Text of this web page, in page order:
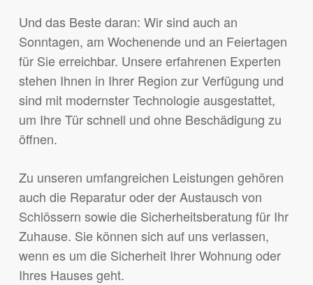
Und das Beste daran: Wir sind auch an
Sonntagen, am Wochenende und an Feiertagen
für Sie erreichbar. Unsere erfahrenen Experten
stehen Ihnen in Ihrer Region zur Verfügung und
sind mit modernster Technologie ausgestattet,
um Ihre Tür schnell und ohne Beschädigung zu
öffnen.
Zu unseren umfangreichen Leistungen gehören
auch die Reparatur oder der Austausch von
Schlössern sowie die Sicherheitsberatung für Ihr
Zuhause. Sie können sich auf uns verlassen,
wenn es um die Sicherheit Ihrer Wohnung oder
Ihres Hauses geht.